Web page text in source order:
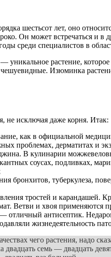
шестьсот лет, оно
Он может встречаться и
среди специалистов в
растение,
Изюминка
не исключая даже корня. Итак:
как в официальной
проблемах, дерматитах и
В кулинарии
соусах, подливках,
бронхитов, туберкулеза,
тростей и
Ветви и хвоя
антисептик.
жизнедеятельность
чего растения, надо
семь — двадцать